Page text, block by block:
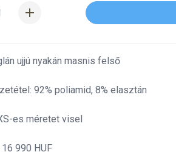
add
ujjú nyakán masnis felső
92% poliamid, 8% elasztán
es méretet visel
990 HUF